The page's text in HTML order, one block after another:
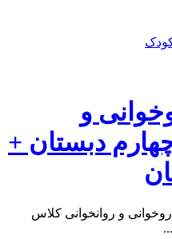
و
دبستان +
روخوانی و روانخوانی کلاس